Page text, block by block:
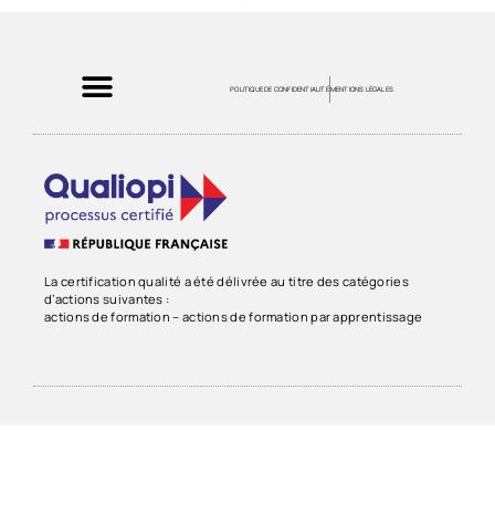
POLITIQUE DE CONFIDENTIALITÉMENTIONS LÉGALES
La certification qualité a été délivrée au titre des catégories
d’actions suivantes :
actions de formation – actions de formation par apprentissage